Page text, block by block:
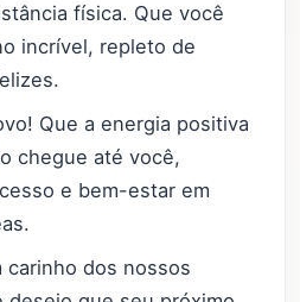
física. Que você
incrível, repleto de
Que a energia positiva
chegue até você,
e bem-estar em
carinho dos nossos